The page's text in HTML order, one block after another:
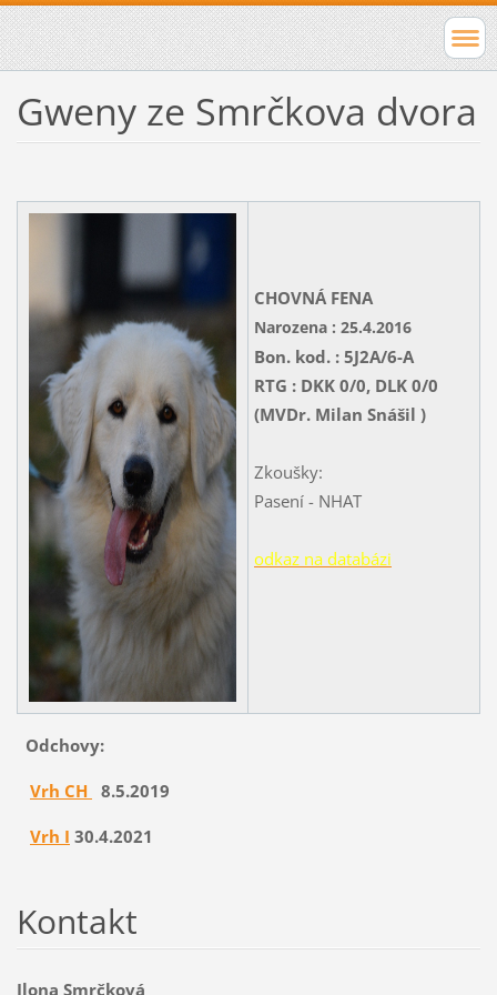
Gweny ze Smrčkova dvora
CHOVNÁ FENA
Narozena : 25.4.2016
Bon. kod. : 5J2A/6-A
RTG : DKK 0/0, DLK 0/0
(MVDr. Milan Snášil )
Zkoušky:
Pasení - NHAT
odkaz na databázi
Odchovy:
Vrh CH 8.5.2019
Vrh I 30.4.2021
Kontakt
Ilona Smrčková